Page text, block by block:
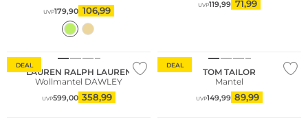
UVP179,90 106,99 UVP119,99 71,99
DEAL
LAUREN RALPH LAUREN
Wollmantel DAWLEY
UVP599,00 358,99
DEAL
TOM TAILOR
Mantel
UVP149,99 89,99